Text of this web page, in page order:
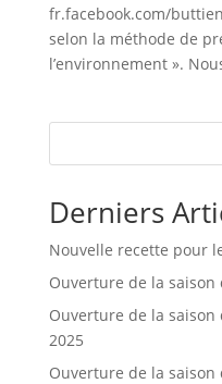
fr.facebook.com/
selon la méthode de
l’environnement ».
Derniers
Nouvelle recette pour
Ouverture de la saison
Ouverture de la saison
2025
Ouverture de la saison